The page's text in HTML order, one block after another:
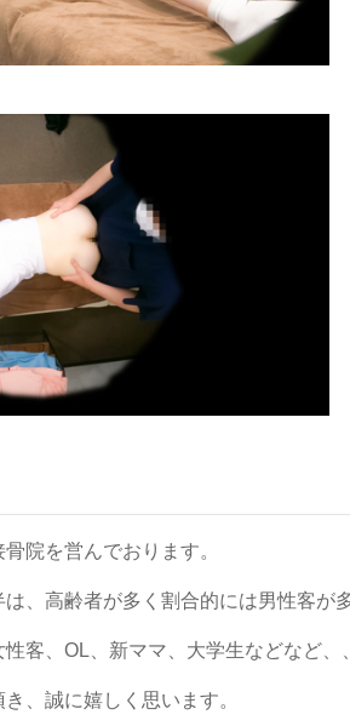
院を営んでおります。
、高齢者が多く割合的には男性客が
客、OL、新ママ、大学生などなど、
、誠に嬉しく思います。